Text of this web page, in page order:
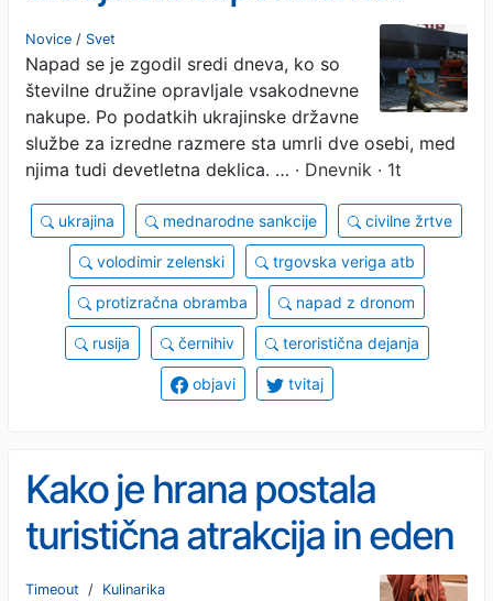
umrla 9-letnica, več ljudi
poškodovanih.
Novice / Svet
Napad se je zgodil sredi dneva, ko so
številne družine opravljale vsakodnevne
nakupe. Po podatkih ukrajinske državne
službe za izredne razmere sta umrli dve osebi, med
njima tudi devetletna deklica. … · Dnevnik · 1t
ukrajina mednarodne sankcije civilne žrtve
volodimir zelenski trgovska veriga atb
protizračna obramba napad z dronom
rusija černihiv teroristična dejanja
objavi tvitaj
Kako je hrana postala
turistična atrakcija in eden
glavnih razlogov za
Timeout / Kulinarika